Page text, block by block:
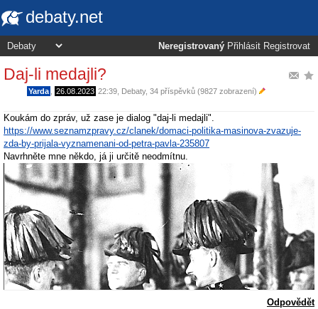
debaty.net
Neregistrovaný Přihlásit Registrovat
Daj-li medajli?
Yarda 26.08.2023 22:39 Debaty, 34 příspěvků (9827 zobrazení)
Koukám do zpráv, už zase je dialog "daj-li medajli".
https://www.seznamzpravy.cz/clanek/domaci-politika-masinova-zvazuje-
zda-by-prijala-vyznamenani-od-petra-pavla-235807
Navrhněte mne někdo, já ji určitě neodmítnu.
Odpovědět